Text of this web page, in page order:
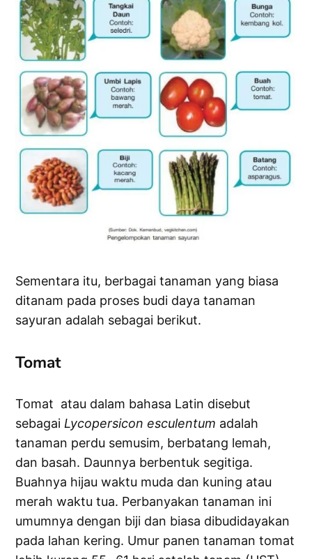
Sementara itu, berbagai tanaman yang biasa
ditanam pada proses budi daya tanaman
sayuran adalah sebagai berikut.
Tomat
Tomat atau dalam bahasa Latin disebut
sebagai Lycopersicon esculentum adalah
tanaman perdu semusim, berbatang lemah,
dan basah. Daunnya berbentuk segitiga.
Buahnya hijau waktu muda dan kuning atau
merah waktu tua. Perbanyakan tanaman ini
umumnya dengan biji dan biasa dibudidayakan
pada lahan kering. Umur panen tanaman tomat